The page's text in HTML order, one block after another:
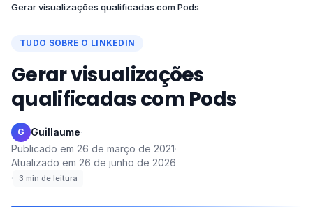
Gerar visualizações qualificadas com Pods
TUDO SOBRE O LINKEDIN
Gerar visualizações
qualificadas com Pods
G Guillaume·
Publicado em 26 de março de 2021·
Atualizado em 26 de junho de 2026
·
3 min de leitura